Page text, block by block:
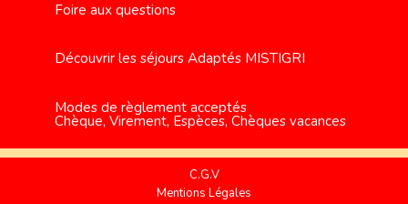
Foire aux questions
Découvrir les séjours Adaptés MISTIGRI
Modes de règlement acceptés
Chèque, Virement, Espèces, Chèques vacances
C.G.V
Mentions Légales